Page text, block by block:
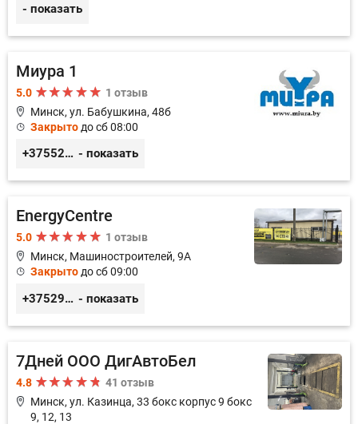
- показать
Миура 1
5.0
1 отзыв
Минск, ул. Бабушкина, 48б
Закрыто до сб 08:00
+3755296691111 - показать
EnergyCentre
5.0
1 отзыв
Минск, Машиностроителей, 9A
Закрыто до сб 09:00
+375293857117 - показать
7Дней ООО ДигАвтоБел
4.8
41 отзыв
Минск, ул. Казинца, 33 бокс корпус 9 бокс
9, 12, 13